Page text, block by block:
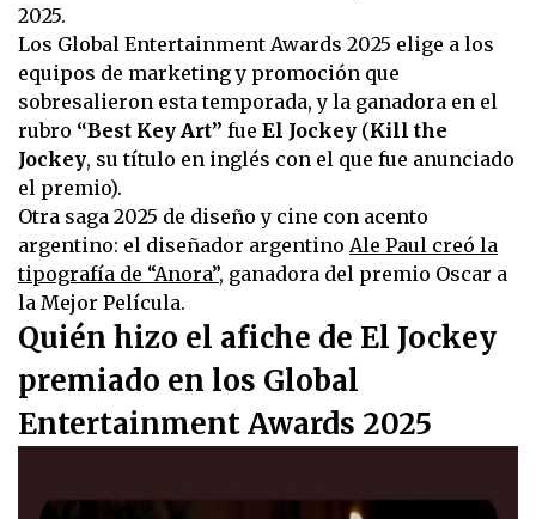
2025.
Los Global Entertainment Awards 2025 elige a los
equipos de marketing y promoción que
sobresalieron esta temporada, y la ganadora en el
rubro “Best Key Art” fue El Jockey (Kill the
Jockey, su título en inglés con el que fue anunciado
el premio).
Otra saga 2025 de diseño y cine con acento
argentino: el diseñador argentino Ale Paul creó la
tipografía de “Anora”, ganadora del premio Oscar a
la Mejor Película.
Quién hizo el afiche de El Jockey
premiado en los Global
Entertainment Awards 2025